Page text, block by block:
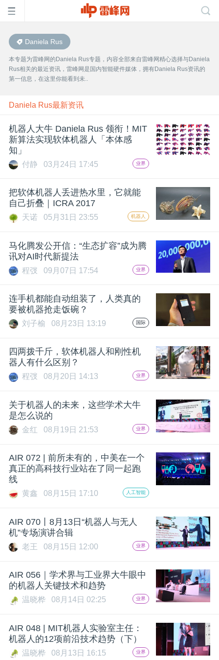
首
页
雷
峰
网
公
开
课
动
心
专
题
机
Daniela Rus
本专题为雷峰网的Daniela Rus专题，内容全部来自雷峰网精心选择与Daniela
Rus相关的最近资讯，雷峰网是国内智能硬件媒体，拥有Daniela Rus资讯的
第一信息，在这里你能看到未..
Daniela Rus最新资讯
机器人大牛 Daniela Rus 领衔！MIT
新算法实现软体机器人「本体感
知」
付静 03月24日 17:45 业界
把软体机器人丢进热水里，它就能
自己折叠｜ICRA 2017
天诺 05月31日 23:55 机器人
马化腾发公开信：“生态扩容”成为腾
讯对AI时代新提法
程弢 09月07日 17:54 业界
连手机都能自动组装了，人类真的
要被机器抢走饭碗？
刘子榆 08月23日 13:19 国际
四两拨千斤，软体机器人和刚性机
器人有什么区别？
程弢 08月20日 14:13 业界
关于机器人的未来，这些学术大牛
是怎么说的
金红 08月19日 21:53 业界
AIR 072 | 前所未有的，中美在一个
真正的高科技行业站在了同一起跑
线
黄鑫 08月15日 17:10 人工智能
AIR 070丨8月13日“机器人与无人
机”专场演讲合辑
老王 08月15日 12:00 业界
AIR 056｜学术界与工业界大牛眼中
的机器人关键技术和趋势
温晓桦 08月14日 02:25 业界
AIR 048 | MIT机器人实验室主任：
机器人的12项前沿技术趋势（下）
温晓桦 08月13日 16:15 业界